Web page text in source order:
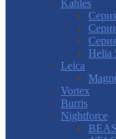
Kahles
Helia
Leica
Vortex
Burris
Nightforce